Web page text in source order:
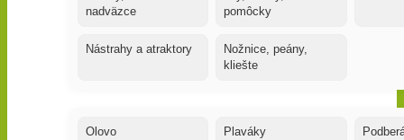
nadväzce
pomôcky
Nástrahy a atraktory
Nožnice, peány,
kliešte
Olovo Plaváky